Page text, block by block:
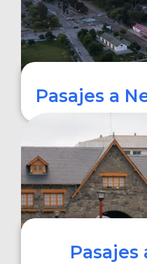
Pasajes a
Pasajes